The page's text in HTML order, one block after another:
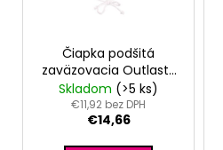
Čiapka podšitá
zaväzovacia Outlast®
- staroružová
kvietky/biela
Skladom (>5 ks)
€11,92 bez DPH
€14,66